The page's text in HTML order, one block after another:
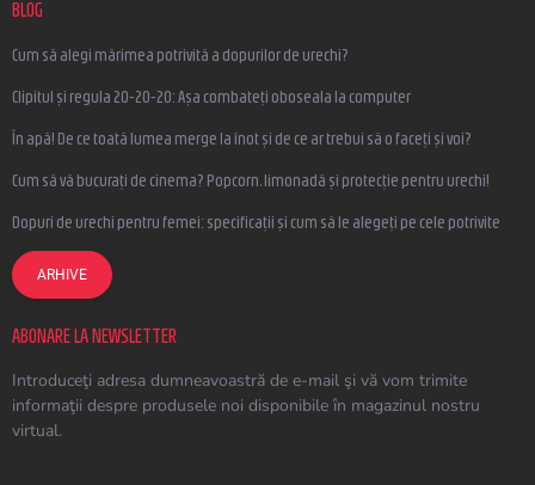
BLOG
Cum să alegi mărimea potrivită a dopurilor de urechi?
Clipitul și regula 20-20-20: Așa combateți oboseala la computer
În apă! De ce toată lumea merge la înot și de ce ar trebui să o faceți și voi?
Cum să vă bucurați de cinema? Popcorn, limonadă și protecție pentru urechi!
Dopuri de urechi pentru femei: specificații și cum să le alegeți pe cele potrivite
ARHIVE
ABONARE LA NEWSLETTER
Introduceţi adresa dumneavoastră de e-mail şi vă vom trimite
informaţii despre produsele noi disponibile în magazinul nostru
virtual.